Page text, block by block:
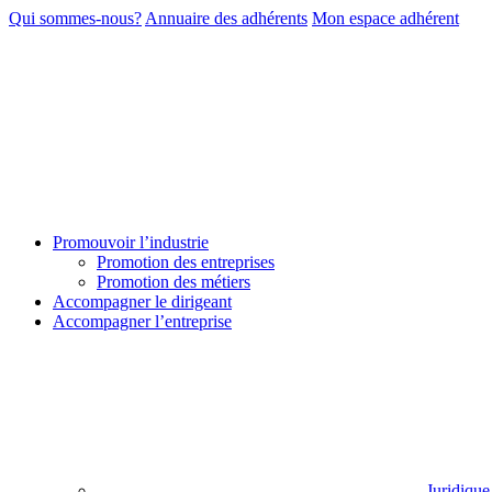
Qui sommes-nous? Annuaire des adhérents Mon espace adhérent
Promouvoir l’industrie
Promotion des entreprises
Promotion des métiers
Accompagner le dirigeant
Accompagner l’entreprise